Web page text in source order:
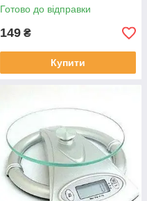
Готово до відправки
149 ₴
Купити